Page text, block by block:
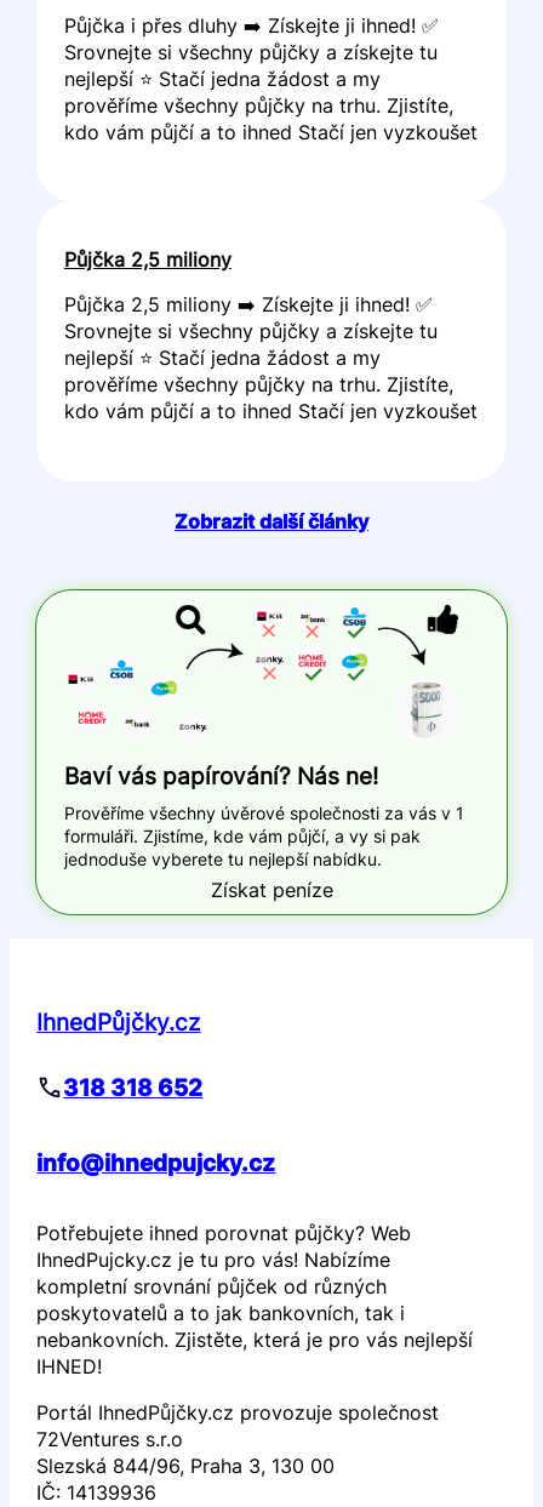
Půjčka i přes dluhy ➡️ Získejte ji ihned! ✅
Srovnejte si všechny půjčky a získejte tu
nejlepší ⭐ Stačí jedna žádost a my
prověříme všechny půjčky na trhu. Zjistíte,
kdo vám půjčí a to ihned Stačí jen vyzkoušet
Půjčka 2,5 miliony
Půjčka 2,5 miliony ➡️ Získejte ji ihned! ✅
Srovnejte si všechny půjčky a získejte tu
nejlepší ⭐ Stačí jedna žádost a my
prověříme všechny půjčky na trhu. Zjistíte,
kdo vám půjčí a to ihned Stačí jen vyzkoušet
Zobrazit další články
Baví vás papírování? Nás ne!
Prověříme všechny úvěrové společnosti za vás v 1
formuláři. Zjistíme, kde vám půjčí, a vy si pak
jednoduše vyberete tu nejlepší nabídku.
Získat peníze
IhnedPůjčky.cz
318 318 652
info@ihnedpujcky.cz
Potřebujete ihned porovnat půjčky? Web
IhnedPujcky.cz je tu pro vás! Nabízíme
kompletní srovnání půjček od různých
poskytovatelů a to jak bankovních, tak i
nebankovních. Zjistěte, která je pro vás nejlepší
IHNED!
Portál IhnedPůjčky.cz provozuje společnost
72Ventures s.r.o
Slezská 844/96, Praha 3, 130 00
IČ: 14139936